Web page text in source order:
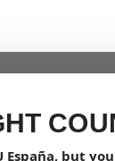
España, but